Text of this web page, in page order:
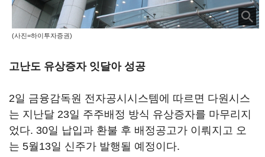
(사진=하이투자증권)
고난도 유상증자 잇달아 성공
2일 금융감독원 전자공시시스템에 따르면 다원시스
는 지난달 23일 주주배정 방식 유상증자를 마무리지
었다. 30일 납입과 환불 후 배정공고가 이뤄지고 오
는 5월13일 신주가 발행될 예정이다.